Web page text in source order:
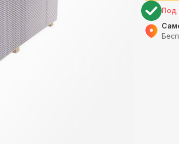
Под